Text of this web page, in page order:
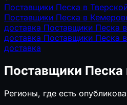
Поставщики Песка в
Поставщики Песка в
доставка Поставщики Песка
доставка Поставщики Песка
доставка
Поставщики Песка
Регионы, где есть